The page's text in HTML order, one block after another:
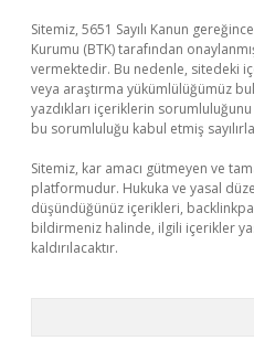
Sitemiz, 5651 Sayılı Kanun
Kurumu (BTK) tarafından
vermektedir. Bu nedenle, sitedeki
veya araştırma yükümlülüğümüz
yazdıkları içeriklerin
bu sorumluluğu kabul etmiş
Sitemiz, kar amacı gütmeyen ve
platformudur. Hukuka ve yasal
düşündüğünüz içerikleri,
bildirmeniz halinde, ilgili içerikler
kaldırılacaktır.